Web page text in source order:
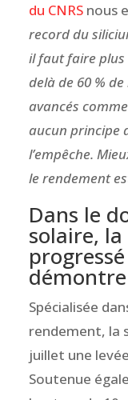
du CNRSnous
record du
il faut faire plus
delà de 60 %
avancés
aucun principe
l’empêche.
le rendement
Dans le
solaire,
démontre
Spécialisée
rendement, la
juillet une
Soutenue